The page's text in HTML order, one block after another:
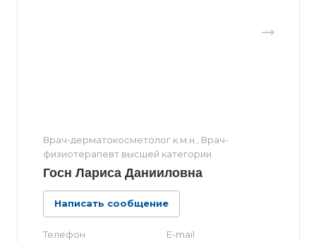
Врач-дерматокосметолог к.м.н., Врач-
физиотерапевт высшей категории
Госн Лариса Данииловна
Написать сообщение
Телефон E-mail